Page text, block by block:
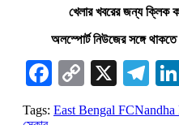
খেলার খবরের জন্য ক্লিক
অলস্পোর্ট নিউজের সঙ্গে
Facebook
Copy
Link
X
Tags: East Bengal FCNandha